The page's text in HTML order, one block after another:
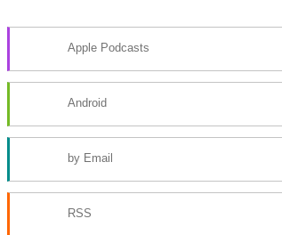
Apple Podcasts
Android
by Email
RSS